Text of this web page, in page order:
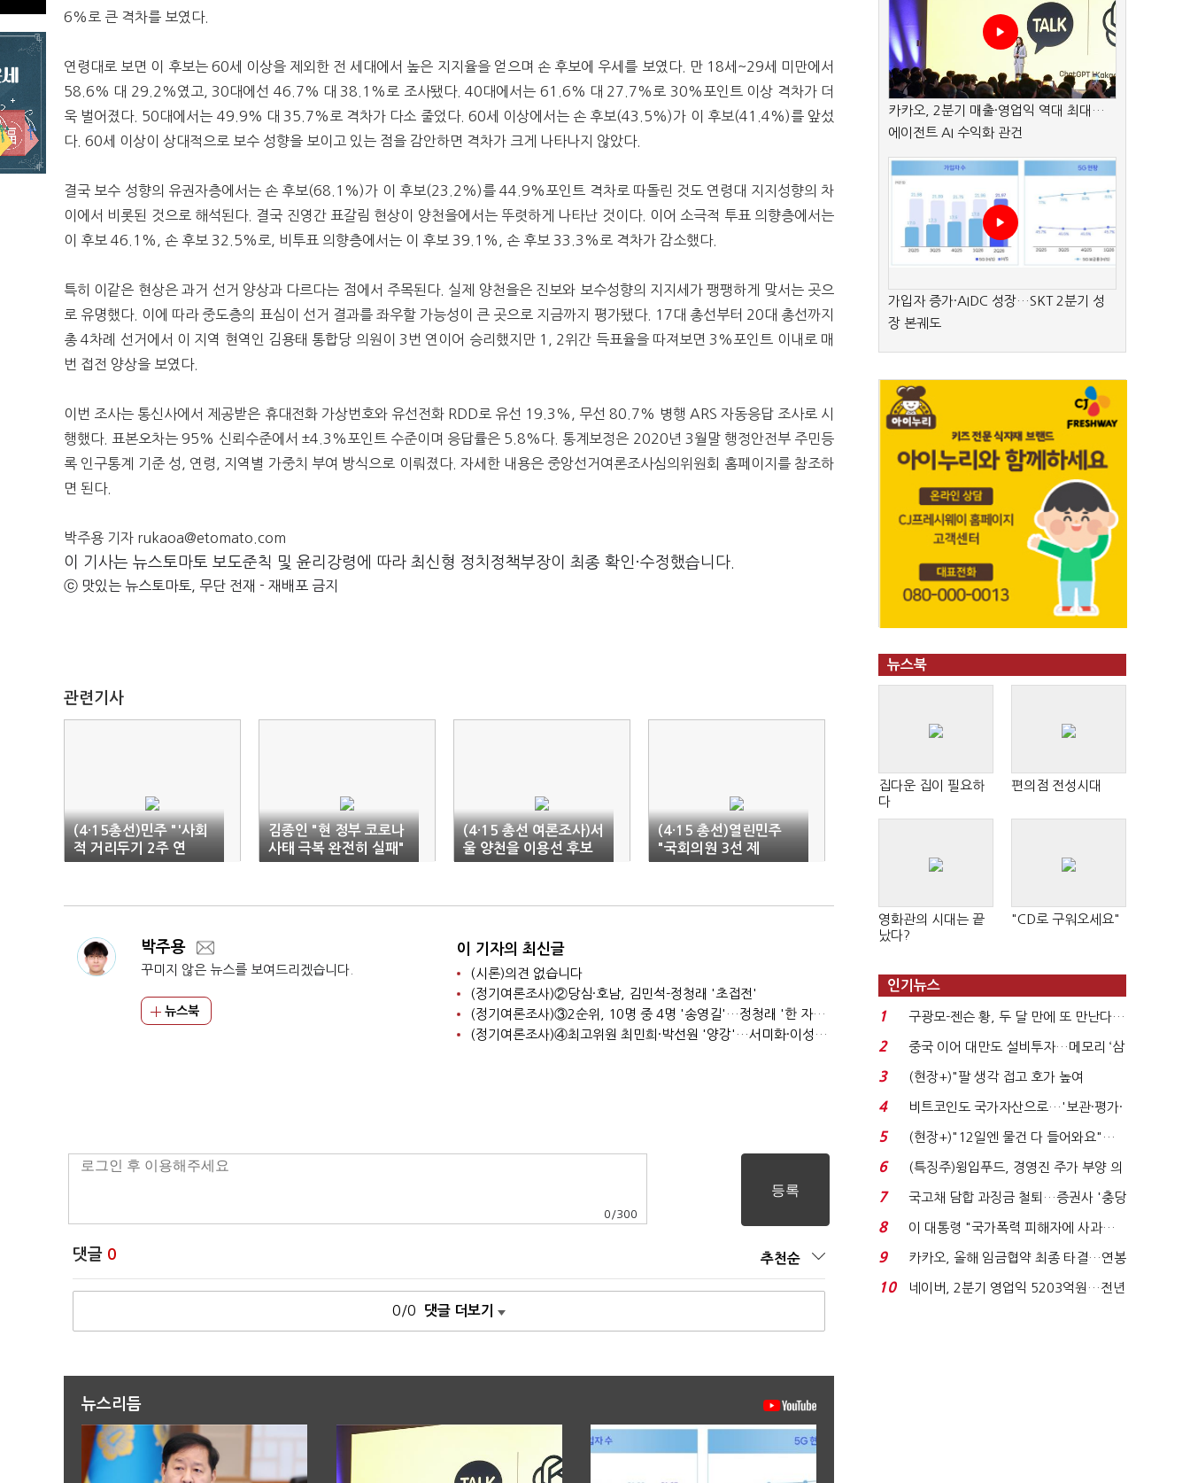
6%로 큰 격차를 보였다.
연령대로 보면 이 후보는 60세 이상을 제외한 전 세대에서 높은 지지율을 얻으며 손 후보에 우세를 보였다. 만 18세~29세 미만에서
58.6% 대 29.2%였고, 30대에선 46.7% 대 38.1%로 조사됐다. 40대에서는 61.6% 대 27.7%로 30%포인트 이상 격차가 더
욱 벌어졌다. 50대에서는 49.9% 대 35.7%로 격차가 다소 줄었다. 60세 이상에서는 손 후보(43.5%)가 이 후보(41.4%)를 앞섰
다. 60세 이상이 상대적으로 보수 성향을 보이고 있는 점을 감안하면 격차가 크게 나타나지 않았다.
결국 보수 성향의 유권자층에서는 손 후보(68.1%)가 이 후보(23.2%)를 44.9%포인트 격차로 따돌린 것도 연령대 지지성향의 차
이에서 비롯된 것으로 해석된다. 결국 진영간 표갈림 현상이 양천을에서는 뚜렷하게 나타난 것이다. 이어 소극적 투표 의향층에서는
이 후보 46.1%, 손 후보 32.5%로, 비투표 의향층에서는 이 후보 39.1%, 손 후보 33.3%로 격차가 감소했다.
특히 이같은 현상은 과거 선거 양상과 다르다는 점에서 주목된다. 실제 양천을은 진보와 보수성향의 지지세가 팽팽하게 맞서는 곳으
로 유명했다. 이에 따라 중도층의 표심이 선거 결과를 좌우할 가능성이 큰 곳으로 지금까지 평가됐다. 17대 총선부터 20대 총선까지
총 4차례 선거에서 이 지역 현역인 김용태 통합당 의원이 3번 연이어 승리했지만 1, 2위간 득표율을 따져보면 3%포인트 이내로 매
번 접전 양상을 보였다.
이번 조사는 통신사에서 제공받은 휴대전화 가상번호와 유선전화 RDD로 유선 19.3%, 무선 80.7% 병행 ARS 자동응답 조사로 시
행했다. 표본오차는 95% 신뢰수준에서 ±4.3%포인트 수준이며 응답률은 5.8%다. 통계보정은 2020년 3월말 행정안전부 주민등
록 인구통계 기준 성, 연령, 지역별 가중치 부여 방식으로 이뤄졌다. 자세한 내용은 중앙선거여론조사심의위원회 홈페이지를 참조하
면 된다.
박주용 기자 rukaoa@etomato.com
이 기사는 뉴스토마토 보도준칙 및 윤리강령에 따라 최신형 정치정책부장이 최종 확인·수정했습니다.
ⓒ 맛있는 뉴스토마토, 무단 전재 - 재배포 금지
관련기사
(4·15총선)민주 "'사회
적 거리두기 2주 연
장'에 맞는 선거 운동"
김종인 "현 정부 코로나
사태 극복 완전히 실패"
(4·15 총선 여론조사)서
울 양천을 이용선 후보
과반 지지로 '1위'
(4·15 총선)열린민주
"국회의원 3선 제
한"…'일하는 국회' 추진
박주용
꾸미지 않은 뉴스를 보여드리겠습니다.
뉴스북
이 기자의 최신글
(시론)의견 없습니다
(정기여론조사)②당심·호남, 김민석-정청래 '초접전'
(정기여론조사)③2순위, 10명 중 4명 '송영길'…정청래 '한 자릿수'
(정기여론조사)④최고위원 최민희·박선원 '양강'…서미화·이성윤·임미애 뒤이어
0 /300
댓글 0 추천순
0/0 댓글 더보기
뉴스리듬
카카오, 2분기 매출·영업익 역대 최대…
에이전트 AI 수익화 관건
가입자 증가·AIDC 성장…SKT 2분기 성
장 본궤도
뉴스북
집다운 집이 필요하
다
편의점 전성시대
영화관의 시대는 끝
났다?
"CD로 구워오세요"
인기뉴스
1
구광모-젠슨 황, 두 달 만에 또 만난다…
로봇·AI 등 논...
2
중국 이어 대만도 설비투자…메모리 ‘삼
국전쟁’
3
(현장+)"팔 생각 접고 호가 높여
요"…'덜 똘똘한 한 채' 20...
4
비트코인도 국가자산으로…'보관·평가·
처분' 기준은 ...
5
(현장+)"12일엔 물건 다 들어와요"…
빈 매대 채우며 문 연 ...
6
(특징주)윙입푸드, 경영진 주가 부양 의
지에 상한가...
7
국고채 담합 과징금 철퇴…증권사 '충당
금 폭탄' 우려...
8
이 대통령 "국가폭력 피해자에 사과…
적극적 조사로 진...
9
카카오, 올해 임금협약 최종 타결…연봉
6.3% 인상·격려...
10
네이버, 2분기 영업익 5203억원…전년